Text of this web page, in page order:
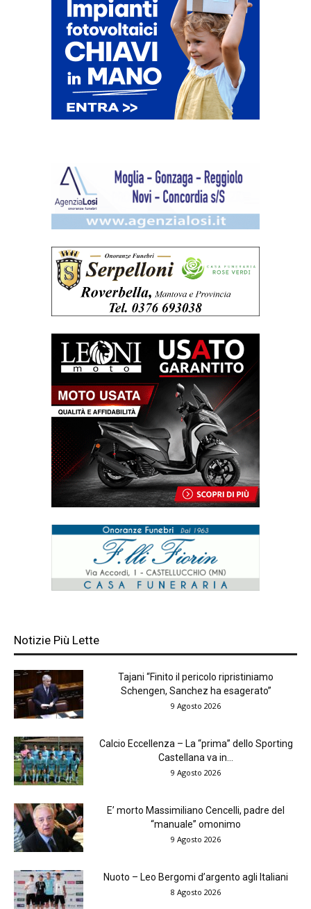
Notizie Più Lette
Tajani “Finito il pericolo ripristiniamo
Schengen, Sanchez ha esagerato”
9 Agosto 2026
Calcio Eccellenza – La “prima” dello Sporting
Castellana va in...
9 Agosto 2026
E’ morto Massimiliano Cencelli, padre del
“manuale” omonimo
9 Agosto 2026
Nuoto – Leo Bergomi d’argento agli Italiani
8 Agosto 2026